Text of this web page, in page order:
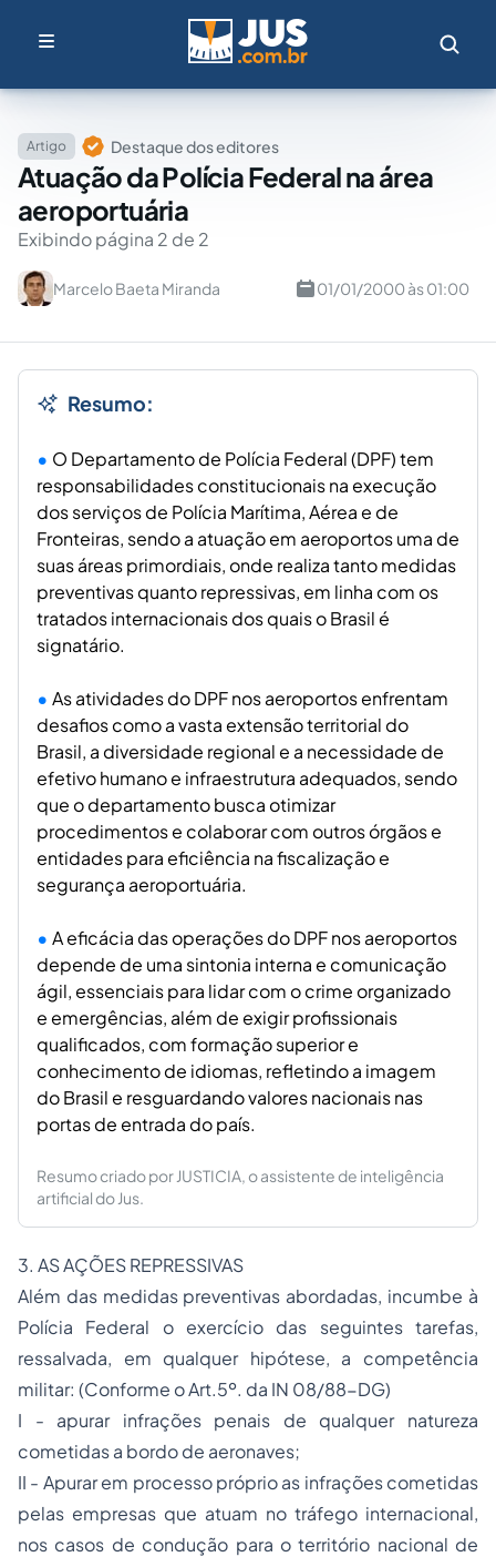
Artigo Destaque dos editores
Atuação da Polícia Federal na área
aeroportuária
Exibindo página 2 de 2
Marcelo Baeta Miranda 01/01/2000 às 01:00
Resumo:
O Departamento de Polícia Federal (DPF) tem
responsabilidades constitucionais na execução
dos serviços de Polícia Marítima, Aérea e de
Fronteiras, sendo a atuação em aeroportos uma de
suas áreas primordiais, onde realiza tanto medidas
preventivas quanto repressivas, em linha com os
tratados internacionais dos quais o Brasil é
signatário.
As atividades do DPF nos aeroportos enfrentam
desafios como a vasta extensão territorial do
Brasil, a diversidade regional e a necessidade de
efetivo humano e infraestrutura adequados, sendo
que o departamento busca otimizar
procedimentos e colaborar com outros órgãos e
entidades para eficiência na fiscalização e
segurança aeroportuária.
A eficácia das operações do DPF nos aeroportos
depende de uma sintonia interna e comunicação
ágil, essenciais para lidar com o crime organizado
e emergências, além de exigir profissionais
qualificados, com formação superior e
conhecimento de idiomas, refletindo a imagem
do Brasil e resguardando valores nacionais nas
portas de entrada do país.
Resumo criado por JUSTICIA, o assistente de inteligência
artificial do Jus.
3. AS AÇÕES REPRESSIVAS
Além das medidas preventivas abordadas, incumbe à
Polícia Federal o exercício das seguintes tarefas,
ressalvada, em qualquer hipótese, a competência
militar: (Conforme o Art.5º. da IN 08/88-DG)
I - apurar infrações penais de qualquer natureza
cometidas a bordo de aeronaves;
II - Apurar em processopróprio as infrações cometidas
pelas empresas que atuam no tráfego internacional,
nos casos de condução para o território nacional de